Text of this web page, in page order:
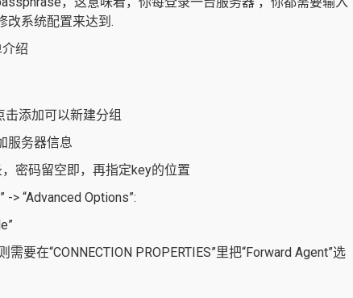
改系统配置来达到.
绍
击添加可以新建分组
服务器信息
密码留空即，再指定key的位置
-> “Advanced Options”:
要在“CONNECTION PROPERTIES”里把“Forward Agent”选